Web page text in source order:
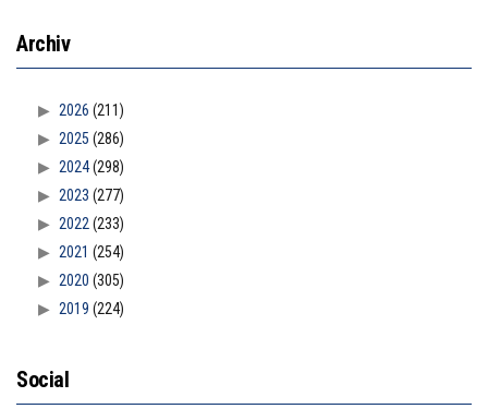
Archiv
2026 (211)
2025 (286)
2024(298)
2023 (277)
2022(233)
2021 (254)
2020 (305)
2019 (224)
Social